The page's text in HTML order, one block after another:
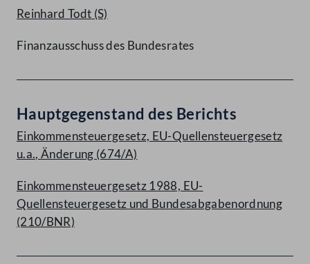
Reinhard Todt (S)
Finanzausschuss des Bundesrates
Hauptgegenstand des Berichts
Einkommensteuergesetz, EU-Quellensteuergesetz
u.a., Änderung (674/A)
Einkommensteuergesetz 1988, EU-
Quellensteuergesetz und Bundesabgabenordnung
(210/BNR)